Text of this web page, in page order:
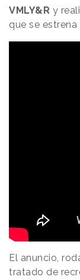
VMLY&R y
que se estrena
El anuncio,
tratado de